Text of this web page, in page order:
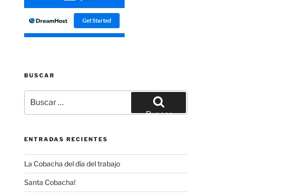
BUSCAR
por:
Buscar
ENTRADAS RECIENTES
La Cobacha del día del trabajo
Santa Cobacha!